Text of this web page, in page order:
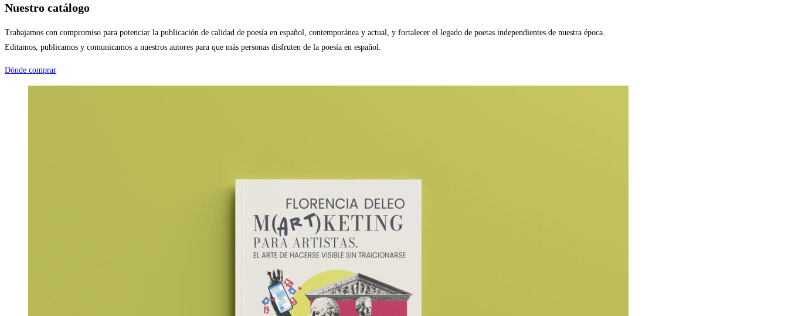
Nuestro catálogo
Trabajamos con compromiso para potenciar la publicación de calidad de poesía en español, contemporánea y actual, y fortalecer el legado de poetas independientes de nuestra época.
Editamos, publicamos y comunicamos a nuestros autores para que más personas disfruten de la poesía en español.
Dónde comprar